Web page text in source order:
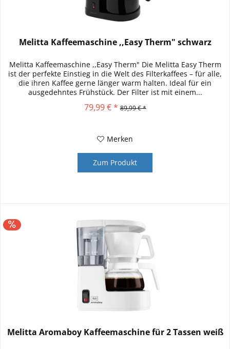
Melitta Kaffeemaschine ,,Easy Therm" schwarz
Melitta Kaffeemaschine ,,Easy Therm" Die Melitta Easy Therm
ist der perfekte Einstieg in die Welt des Filterkaffees – für alle,
die ihren Kaffee gerne länger warm halten. Ideal für ein
ausgedehntes Frühstück. Der Filter ist mit einem...
79,99 € * 89,99 € *
Merken
Zum Produkt
Melitta Aromaboy Kaffeemaschine für 2 Tassen weiß